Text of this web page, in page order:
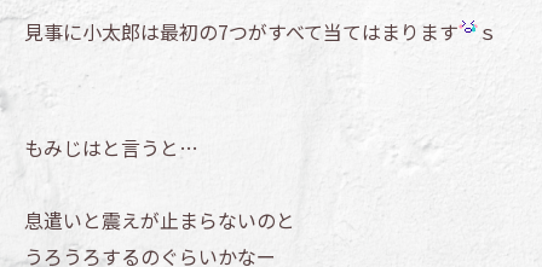
見事に小太郎は最初の7つがすべて当てはまります ｓ
もみじはと言うと…
息遣いと震えが止まらないのと
うろうろするのぐらいかなー